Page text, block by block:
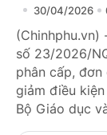
30/04/2026
(Chinhphu.vn)
số 23/2026/
phân cấp,
giảm điều
Bộ Giáo dục